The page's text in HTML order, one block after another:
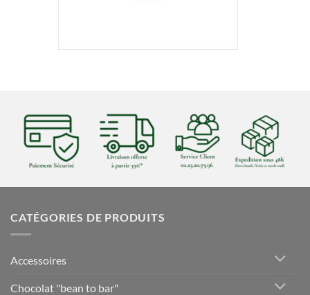
CATÉGORIES DE PRODUITS
Accessoires
Chocolat "bean to bar"